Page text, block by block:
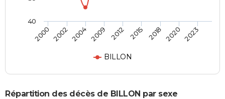
BILLON
2000 2002 2004 2009 2012 2015 2018 2020 2023
40
Répartition des décès de BILLON par sexe